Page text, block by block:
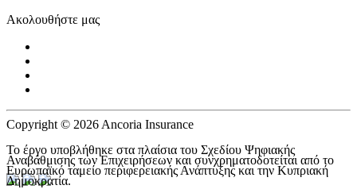
Ακολουθήστε μας
Copyright © 2026 Ancoria Insurance
Το έργο υποβλήθηκε στα πλαίσια του Σχεδίου Ψηφιακής
Αναβάθμισης των Επιχειρήσεων και συνχρηματοδοτείται από το
Ευρωπαϊκό ταμείο περιφερειακής Ανάπτυξης και την Κυπριακή
Δημοκρατία.